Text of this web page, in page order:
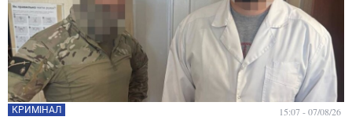
КРИМІНАЛ 15:07 - 07/08/26